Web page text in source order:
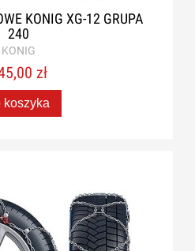
KONIG XG-12 GRUPA
240
KONIG
zł
koszyka